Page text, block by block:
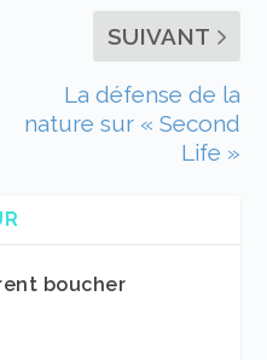
SUIVANT
La défense de la
nature sur « Second
Life »
boucher